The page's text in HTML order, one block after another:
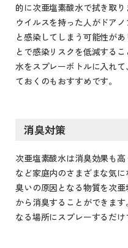
的に次亜塩素酸水で拭き取り
ウイルスを持った人がドア
と感染してしまう可能性が
とで感染リスクを低減する
水をスプレーボトルに入れ
ておくのもおすすめです。
消臭対策
次亜塩素酸水は消臭効果も
など家庭内のさまざまな気に
臭いの原因となる物質を次
から消臭することができま
なる場所にスプレーするだけ